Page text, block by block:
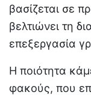
βασίζεται σε
βελτιώνει τη
επεξεργασία
Η ποιότητα
φακούς, που